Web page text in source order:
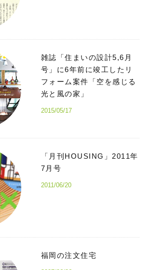
雑誌「住まいの設計5,6月
号」に6年前に竣工したリ
フォーム案件「空を感じる
光と風の家」
2015/05/17
「月刊HOUSING」2011年
7月号
2011/06/20
福岡の注文住宅